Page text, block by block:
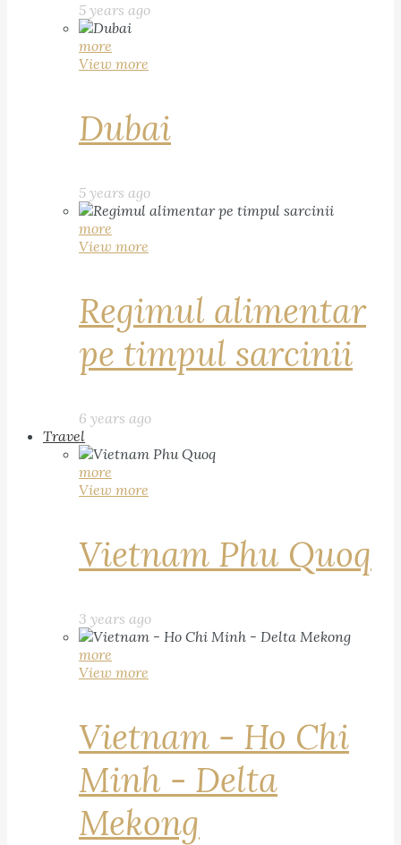
5 years ago
more
View more
Dubai
5 years ago
more
View more
Regimul alimentar
pe timpul sarcinii
6 years ago
Travel
more
View more
Vietnam Phu Quoq
3 years ago
more
View more
Vietnam - Ho Chi
Minh - Delta
Mekong